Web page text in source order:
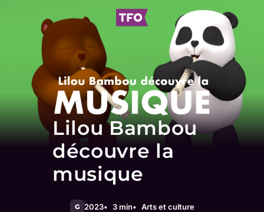
Lilou Bambou
découvre la
musique
G 2023 3 min Arts et culture